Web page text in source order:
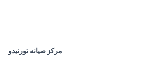
مركز صيانه تورنيدو